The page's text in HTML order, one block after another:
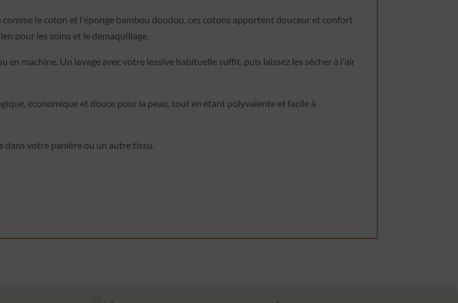
le coton et l'éponge bambou doudou, ces cotons apportent douceur et confort
pour les soins et le démaquillage.
en machine. Un lavage avec votre lessive habituelle suffit, puis laissez les sécher à l'air
économique et douce pour la peau, tout en étant polyvalente et facile à
dans votre panière ou un autre tissu.